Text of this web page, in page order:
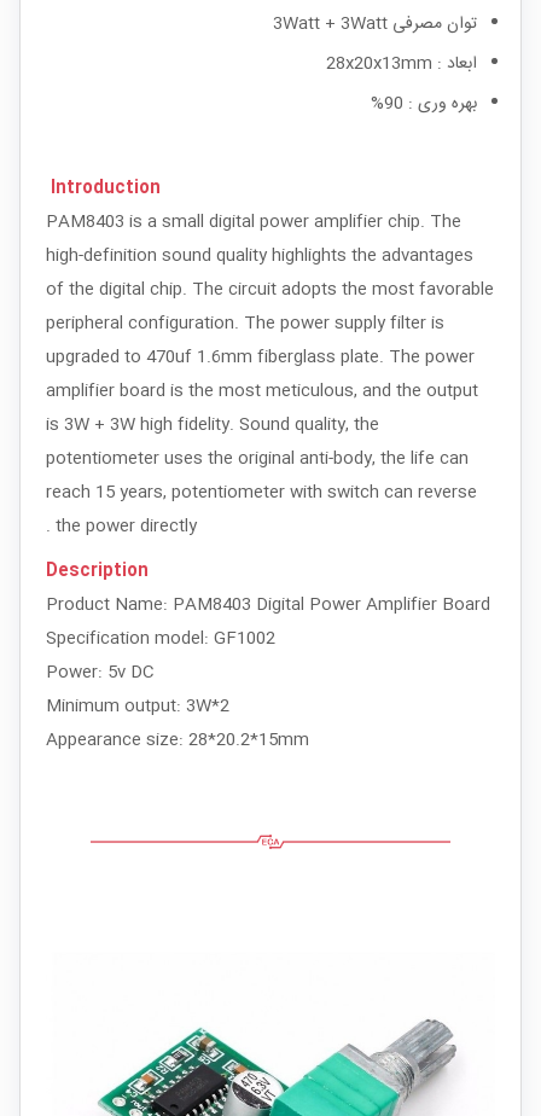
توان مصرفی 3Watt + 3Watt
ابعاد : 28x20x13mm
بهره وری : 90%
Introduction
PAM8403 is a small digital power amplifier chip. The
high-definition sound quality highlights the advantages
of the digital chip. The circuit adopts the most favorable
peripheral configuration. The power supply filter is
upgraded to 470uf 1.6mm fiberglass plate. The power
amplifier board is the most meticulous, and the output
is 3W + 3W high fidelity. Sound quality, the
potentiometer uses the original anti-body, the life can
reach 15 years, potentiometer with switch can reverse
the power directly .
Description
Product Name: PAM8403 Digital Power Amplifier Board
Specification model: GF1002
Power: 5v DC
Minimum output: 3W*2
Appearance size: 28*20.2*15mm